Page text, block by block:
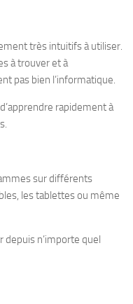
très intuitifs à utiliser.
à trouver et à
pas bien l’informatique.
rapidement à
sur différents
les tablettes ou même
depuis n’importe quel